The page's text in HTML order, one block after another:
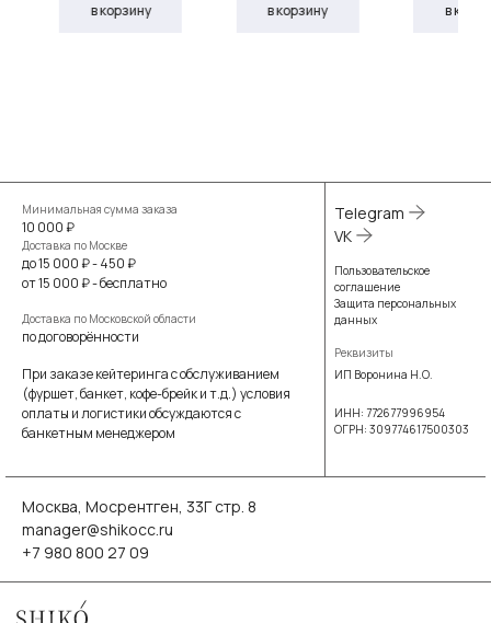
в корзину в корзину в
Минимальная сумма заказа
10 000 ₽
Доставка по Москве
до 15 000 ₽ - 450 ₽
от 15 000 ₽ - бесплатно
Доставка по Московской области
по договорённости
При заказе кейтеринга с обслуживанием
(фуршет, банкет, кофе-брейк и т.д.) условия
оплаты и логистики обсуждаются с
банкетным менеджером
Telegram
VK
Пользовательское
соглашение
Защита персональных
данных
Реквизиты
ИП Воронина Н.О.
ИНН: 772677996954
ОГРН: 309774617500303
Москва, Мосрентген, 33Г стр. 8
manager@shikocc.ru
+7 980 800 27 09